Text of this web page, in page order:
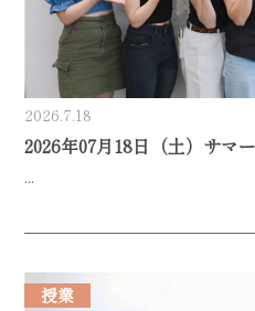
2026.7.18
2026年07月18日（土）サマ
...
授業